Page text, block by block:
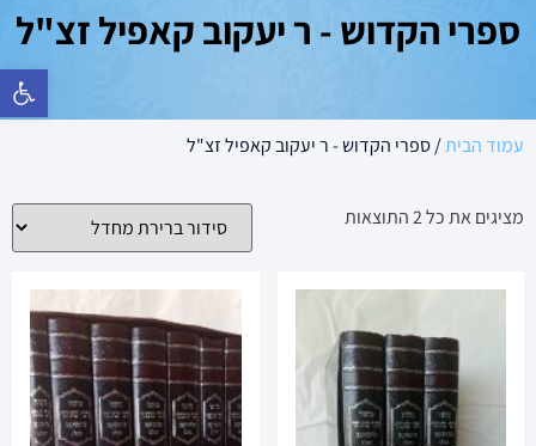
פתח סרגל
ספרי הקדוש - ר יעקוב קאפיל זצ"ל
עמוד הבית/ ספרי הקדוש - ר יעקוב קאפיל זצ"ל
מציגים את כל ⁦2⁩ התוצאות